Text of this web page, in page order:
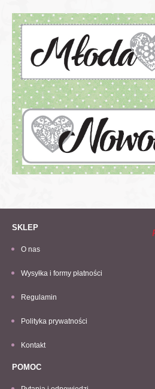
SKLEP
O nas
Wysyłka i formy płatności
Regulamin
Polityka prywatności
Kontakt
POMOC